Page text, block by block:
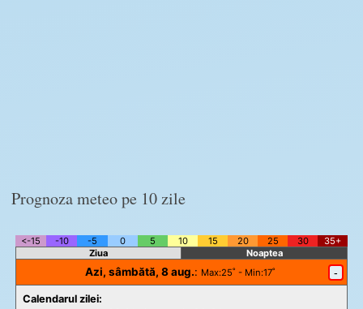
Prognoza meteo pe 10 zile
<-15 -10 -5 0 5 10 15 20 25 30
35+
Ziua
Noaptea
Azi, sâmbătă, 8 aug.: Max:25˚ - Min:17˚ -
Calendarul zilei: